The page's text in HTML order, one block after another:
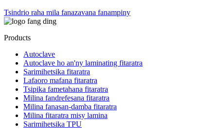
Tsindrio raha mila fanazavana fanampiny
Products
Autoclave
Autoclave ho an'ny laminating fitaratra
Sarimihetsika fitaratra
Lafaoro mafana fitaratra
Tsipika fametahana fitaratra
Milina fandrefesana fitaratra
Milina fanasan-damba fitaratra
Milina fitaratra misy lamina
Sarimihetsika TPU